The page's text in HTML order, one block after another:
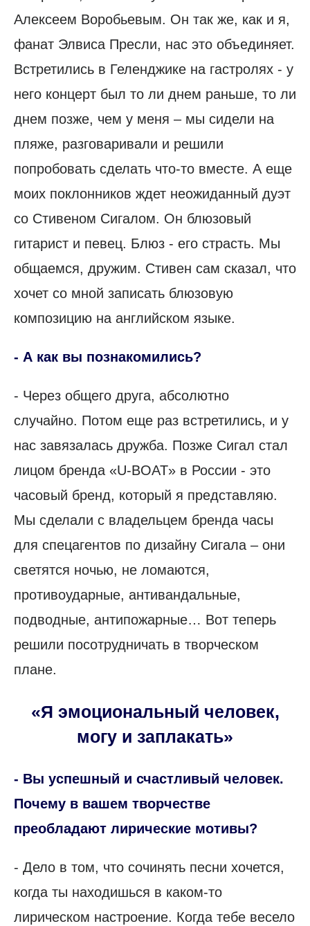
Алексеем Воробьевым. Он так же, как и я,
фанат Элвиса Пресли, нас это объединяет.
Встретились в Геленджике на гастролях - у
него концерт был то ли днем раньше, то ли
днем позже, чем у меня – мы сидели на
пляже, разговаривали и решили
попробовать сделать что-то вместе. А еще
моих поклонников ждет неожиданный дуэт
со Стивеном Сигалом. Он блюзовый
гитарист и певец. Блюз - его страсть. Мы
общаемся, дружим. Стивен сам сказал, что
хочет со мной записать блюзовую
композицию на английском языке.
- А как вы познакомились?
- Через общего друга, абсолютно
случайно. Потом еще раз встретились, и у
нас завязалась дружба. Позже Сигал стал
лицом бренда «U-BOAT» в России - это
часовый бренд, который я представляю.
Мы сделали с владельцем бренда часы
для спецагентов по дизайну Сигала – они
светятся ночью, не ломаются,
противоударные, антивандальные,
подводные, антипожарные… Вот теперь
решили посотрудничать в творческом
плане.
«Я эмоциональный человек,
могу и заплакать»
- Вы успешный и счастливый человек.
Почему в вашем творчестве
преобладают лирические мотивы?
- Дело в том, что сочинять песни хочется,
когда ты находишься в каком-то
лирическом настроение. Когда тебе весело